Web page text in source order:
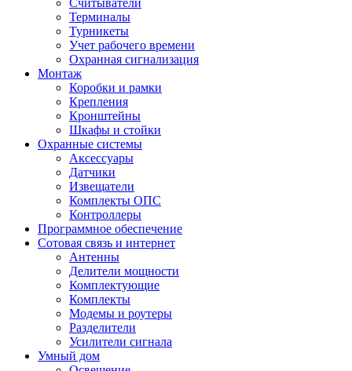
Считыватели
Терминалы
Турникеты
Учет рабочего времени
Охранная сигнализация
Монтаж
Коробки и рамки
Крепления
Кронштейны
Шкафы и стойки
Охранные системы
Аксессуары
Датчики
Извещатели
Комплекты ОПС
Контроллеры
Программное обеспечение
Сотовая связь и интернет
Антенны
Делители мощности
Комплектующие
Комплекты
Модемы и роутеры
Разделители
Усилители сигнала
Умный дом